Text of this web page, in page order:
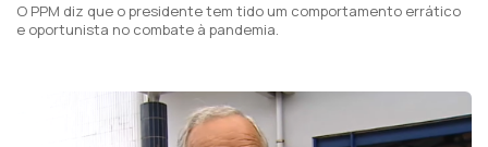
O PPM diz que o presidente tem tido um comportamento errático
e oportunista no combate à pandemia.